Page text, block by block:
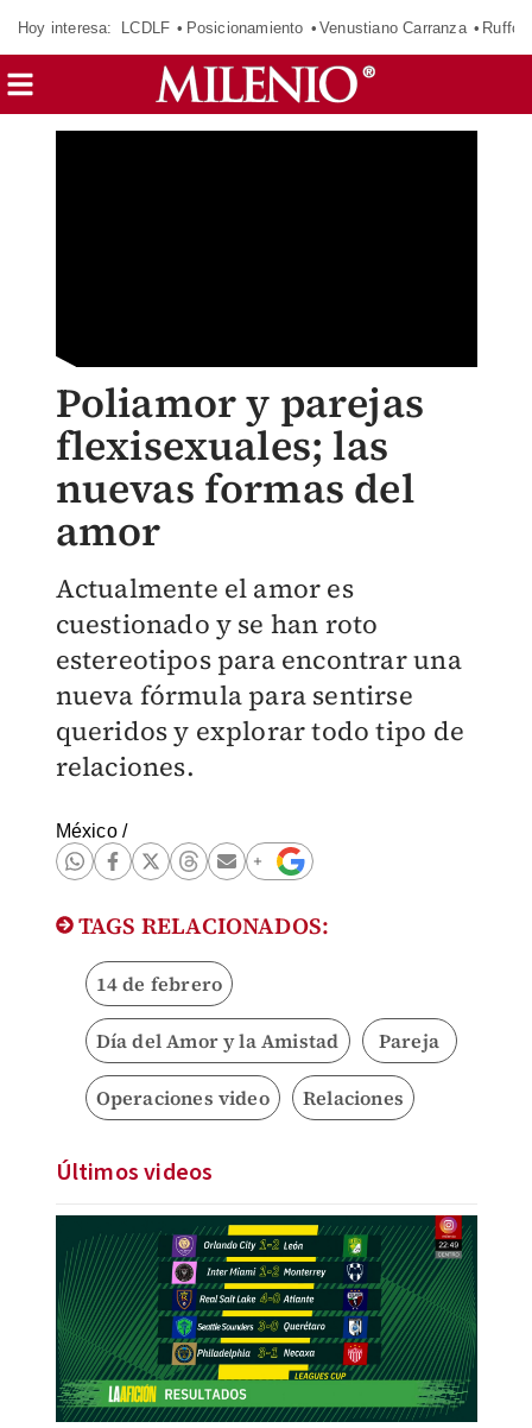
Hoy interesa: LCDLF Posicionamiento Venustiano Carranza Ruffo
Poliamor y parejas
flexisexuales; las
nuevas formas del
amor
Actualmente el amor es
cuestionado y se han roto
estereotipos para encontrar una
nueva fórmula para sentirse
queridos y explorar todo tipo de
relaciones.
México/
TAGS RELACIONADOS:
14 de febrero
Día del Amor y la Amistad Pareja
Operaciones video Relaciones
Últimos videos